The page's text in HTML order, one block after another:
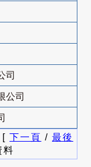
司
公司
[ 下一頁 / 最後
料